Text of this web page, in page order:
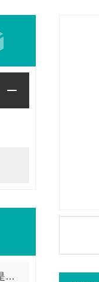
横河纸浆流量计的核心测量原理是什么？